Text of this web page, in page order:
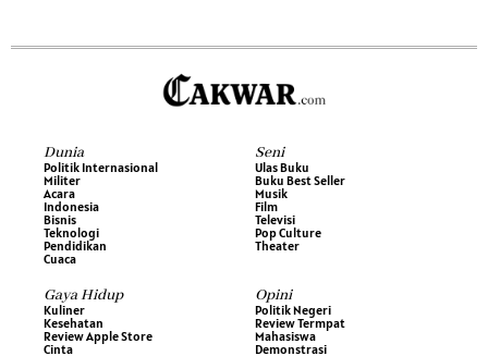
Dunia
Politik Internasional
Militer
Acara
Indonesia
Bisnis
Teknologi
Pendidikan
Cuaca
Seni
Ulas Buku
Buku Best Seller
Musik
Film
Televisi
Pop Culture
Theater
Gaya Hidup
Kuliner
Kesehatan
Review Apple Store
Cinta
Opini
Politik Negeri
Review Termpat
Mahasiswa
Demonstrasi